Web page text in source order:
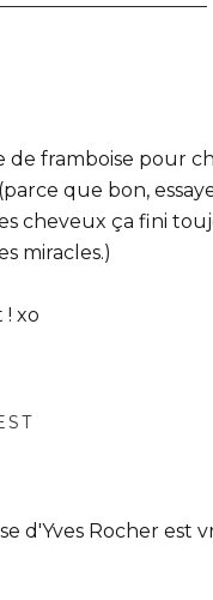
de framboise pour
que bon,
cheveux ça fini
miracles.)
! xo
d'Yves Rocher